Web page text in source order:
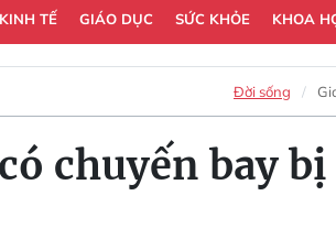
KINH TẾ GIÁO DỤC SỨC KHỎE KHOA
Đời sống
chuyến bay